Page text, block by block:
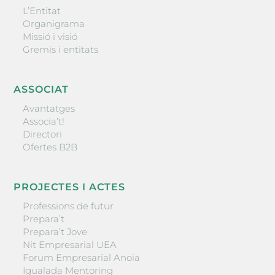
L’Entitat
Organigrama
Missió i visió
Gremis i entitats
ASSOCIAT
Avantatges
Associa’t!
Directori
Ofertes B2B
PROJECTES I ACTES
Professions de futur
Prepara’t
Prepara’t Jove
Nit Empresarial UEA
Forum Empresarial Anoia
Igualada Mentoring